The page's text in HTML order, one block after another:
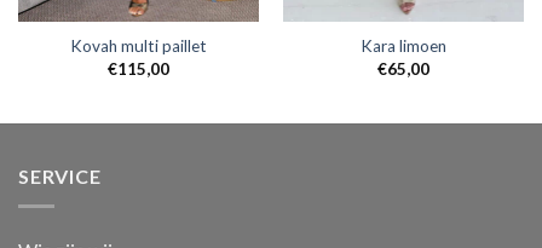
Kovah multi paillet
€115,00
Kara limoen
€65,00
SERVICE